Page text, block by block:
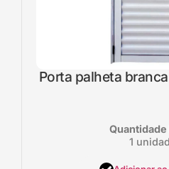
Porta palheta
1